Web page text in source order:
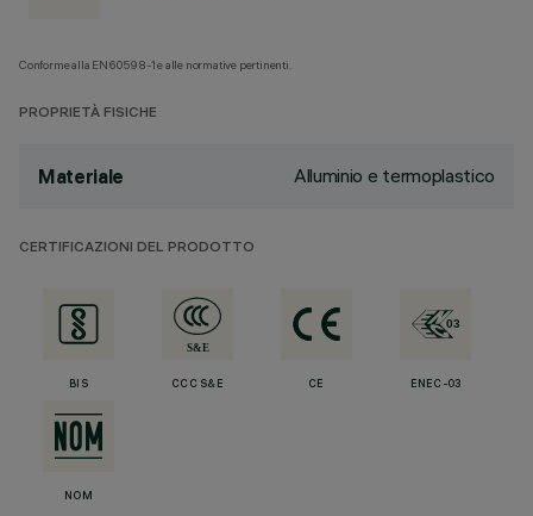
Conforme alla EN60598-1 e alle normative pertinenti.
PROPRIETÀ FISICHE
Materiale Alluminio e termoplastico
CERTIFICAZIONI DEL PRODOTTO
BIS CCC S&E CE ENEC-03
NOM